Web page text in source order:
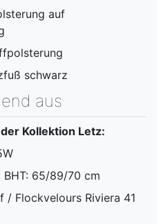
auf
schwarz
aus
Kollektion Letz:
BHT: 65/89/70 cm
/ Flockvelours Riviera 41